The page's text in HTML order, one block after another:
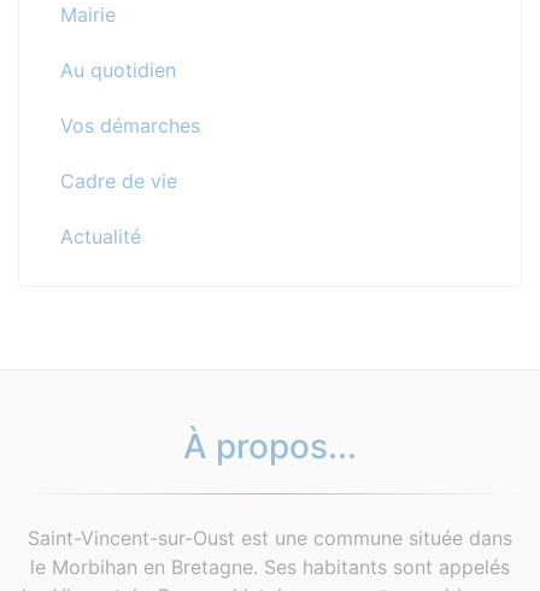
Mairie
Au quotidien
Vos démarches
Cadre de vie
Actualité
À propos...
Saint-Vincent-sur-Oust est une commune située dans
le Morbihan en Bretagne. Ses habitants sont appelés